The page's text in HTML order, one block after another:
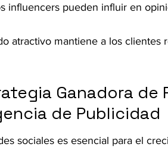
influencers pueden influir en
atractivo mantiene a los clientes
Ganadora de
de Publicidad
sociales es esencial para el